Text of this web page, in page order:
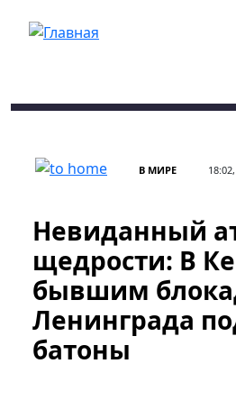
В МИРЕ
Невиданный
щедрости: В
бывшим
Ленинграда
батоны